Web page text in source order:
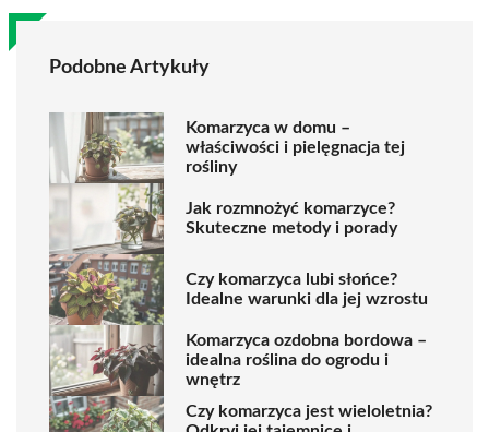
Podobne Artykuły
Komarzyca w domu –
właściwości i pielęgnacja tej
rośliny
Jak rozmnożyć komarzyce?
Skuteczne metody i porady
Czy komarzyca lubi słońce?
Idealne warunki dla jej wzrostu
Komarzyca ozdobna bordowa –
idealna roślina do ogrodu i
wnętrz
Czy komarzyca jest wieloletnia?